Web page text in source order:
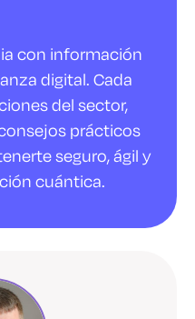
con información
digital. Cada
del sector,
prácticos
seguro, ágil y
cuántica.